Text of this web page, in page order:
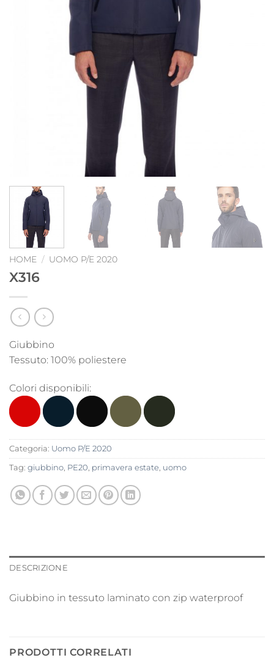
HOME / UOMO P/E 2020
X316
Giubbino
Tessuto: 100% poliestere
Colori disponibili:
Categoria: Uomo P/E 2020
Tag: giubbino, PE20, primavera estate, uomo
DESCRIZIONE
Giubbino in tessuto laminato con zip waterproof
PRODOTTI CORRELATI